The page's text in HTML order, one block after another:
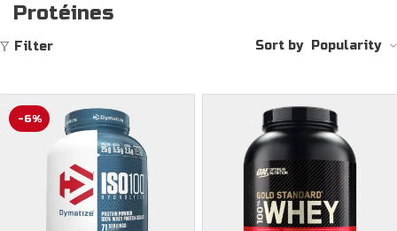
Protéines
Filter Sort by Popularity
-6%